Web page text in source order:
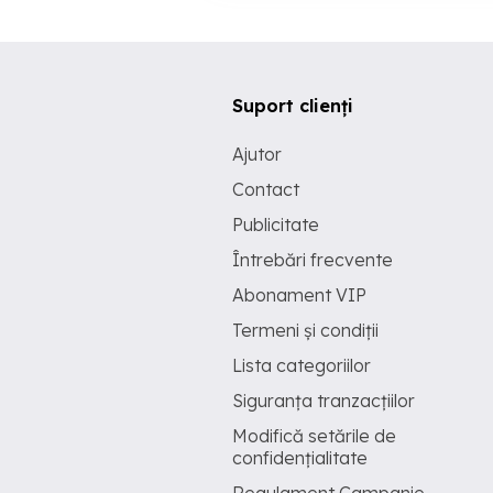
Suport clienți
Ajutor
Contact
Publicitate
Întrebări frecvente
Abonament VIP
Termeni și condiții
Lista categoriilor
Siguranța tranzacțiilor
Modifică setările de
confidențialitate